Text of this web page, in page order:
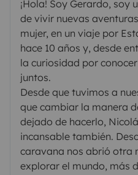
¡Hola! Soy Gerardo, soy
de vivir nuevas
mujer, en un viaje por
hace 10 años y, desde
la curiosidad por
juntos.
Desde que tuvimos a
que cambiar la manera
dejado de hacerlo,
incansable también.
caravana nos abrió otra
explorar el mundo, más